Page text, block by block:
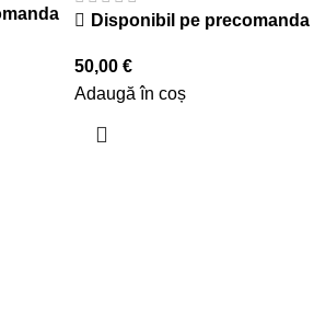
Disponibil pe precomanda
50,00 €
Adaugă în coș